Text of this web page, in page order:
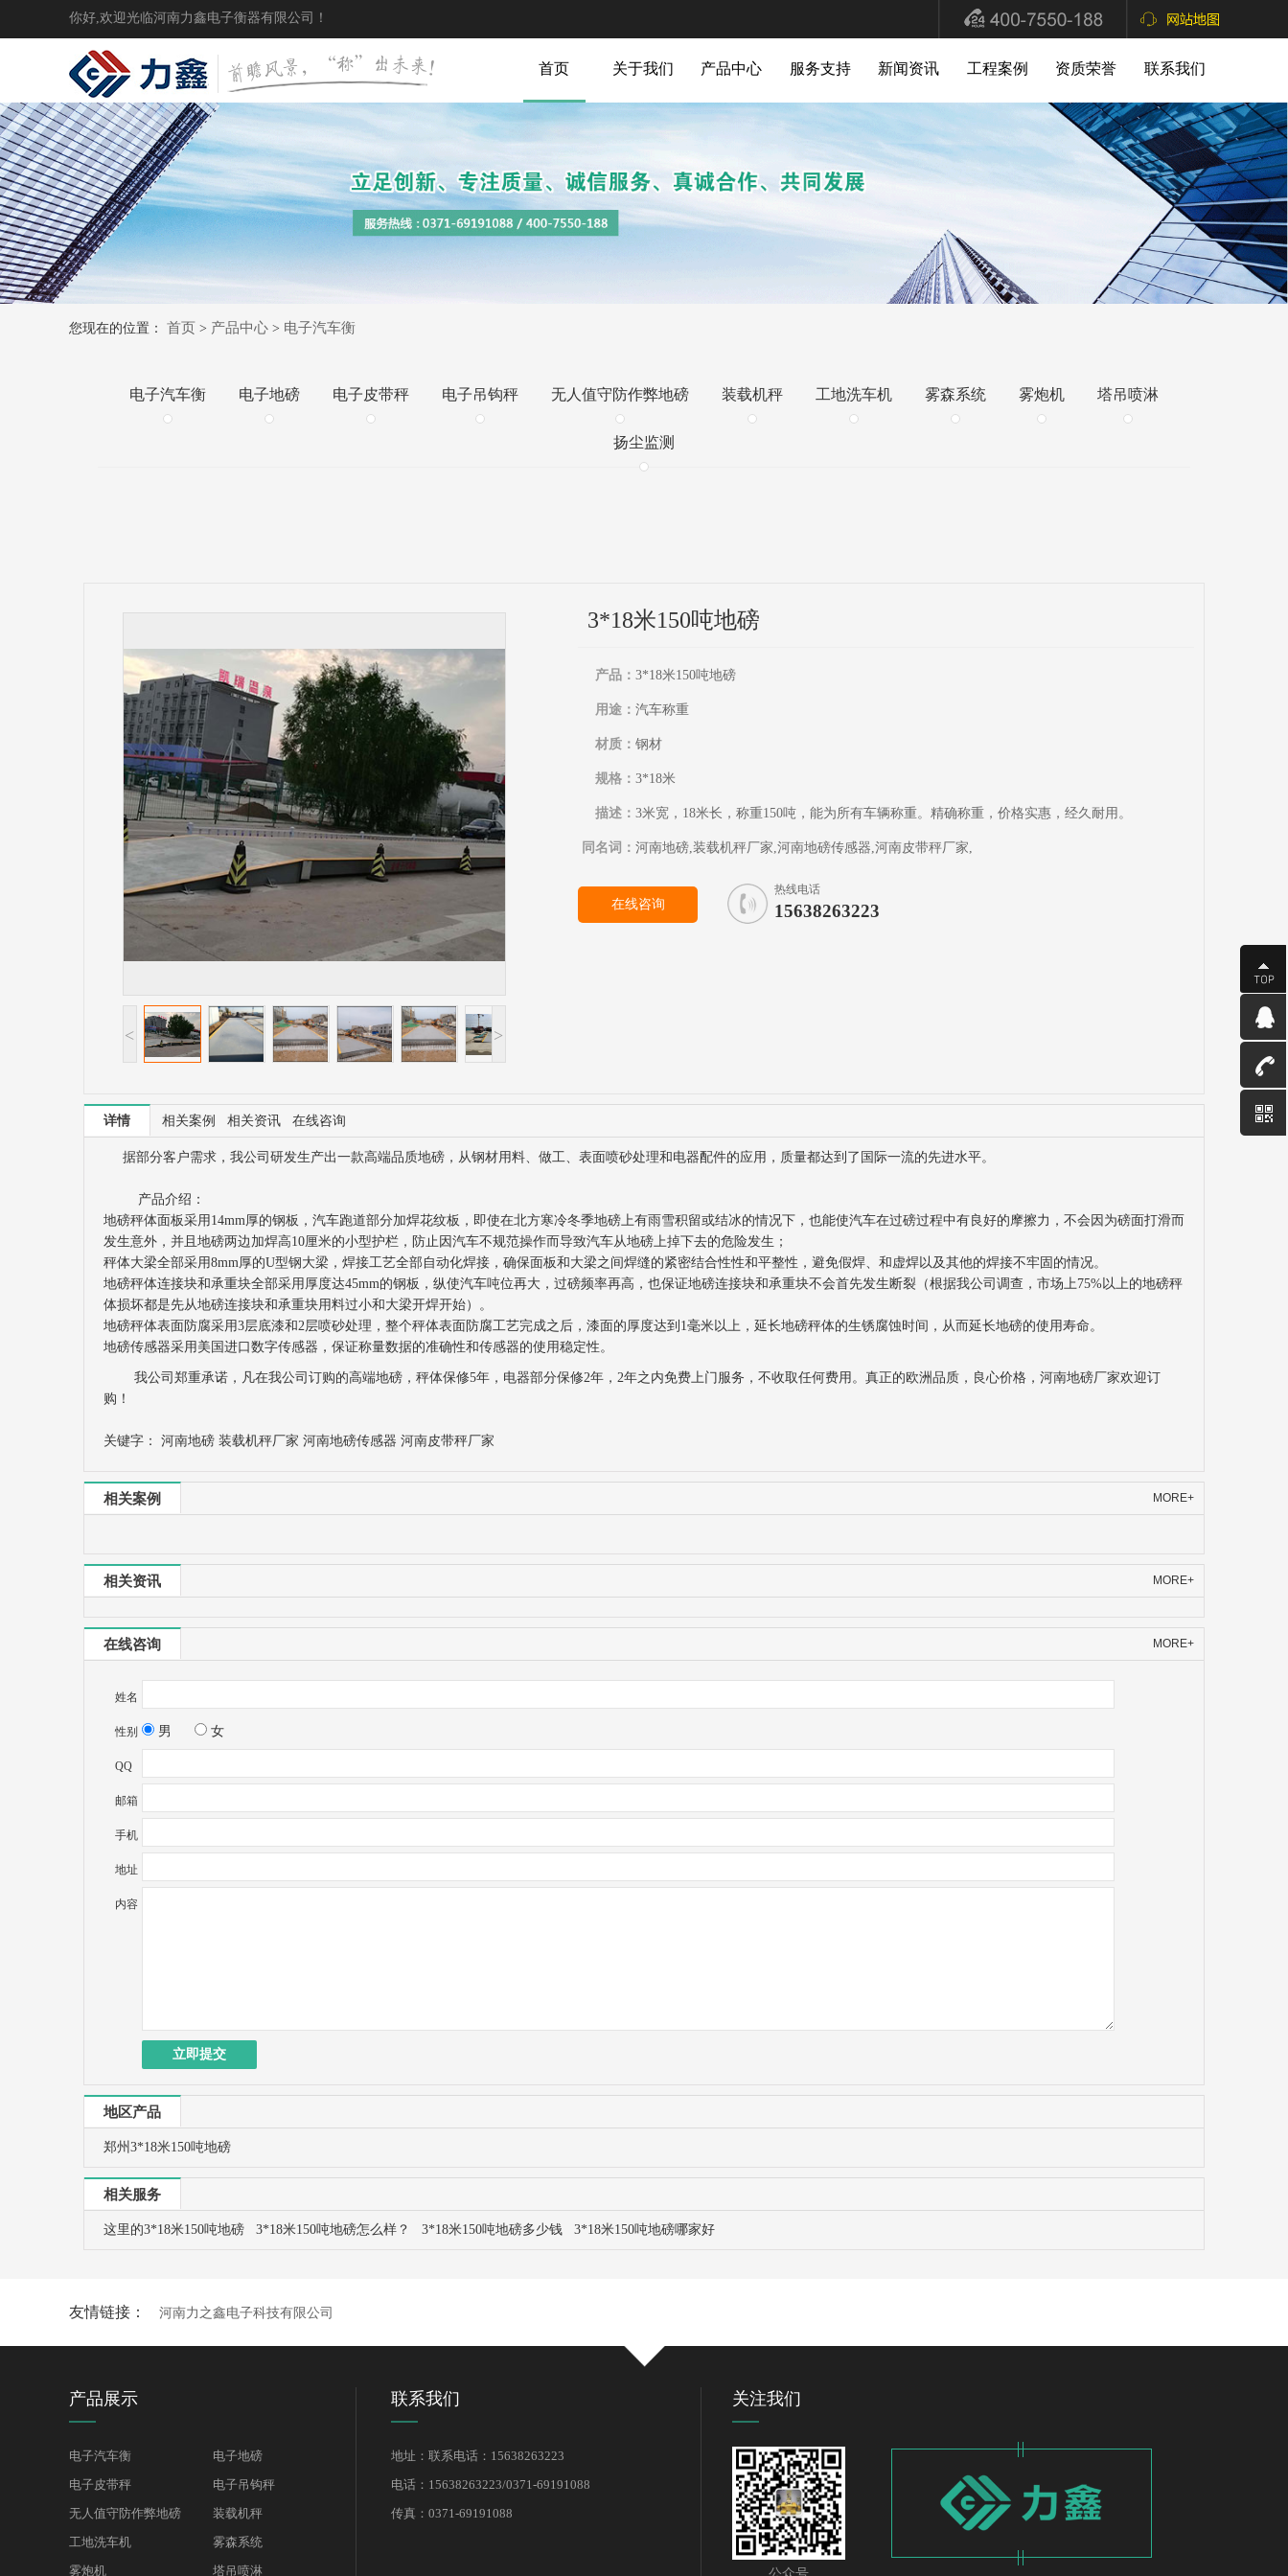
你好,欢迎光临河南力鑫电子衡器有限公司！
首页 关于我们 产品中心 服务支持 新闻资讯 工程案例 资质荣誉 联系我们
您现在的位置： 首页 > 产品中心 > 电子汽车衡
电子汽车衡 电子地磅 电子皮带秤 电子吊钩秤 无人值守防作弊地磅 装载机秤 工地洗车机 雾森系统 雾炮机 塔吊喷淋
扬尘监测
< >
3*18米150吨地磅
产品：3*18米150吨地磅
用途：汽车称重
材质：钢材
规格：3*18米
描述：3米宽，18米长，称重150吨，能为所有车辆称重。精确称重，价格实惠，经久耐用。
同名词：河南地磅,装载机秤厂家,河南地磅传感器,河南皮带秤厂家,
在线咨询
热线电话
15638263223
详情 相关案例 相关资讯 在线咨询
据部分客户需求，我公司研发生产出一款高端品质地磅，从钢材用料、做工、表面喷砂处理和电器配件的应用，质量都达到了国际一流的先进水平。
产品介绍：
地磅秤体面板采用14mm厚的钢板，汽车跑道部分加焊花纹板，即使在北方寒冷冬季地磅上有雨雪积留或结冰的情况下，也能使汽车在过磅过程中有良好的摩擦力，不会因为磅面打滑而
发生意外，并且地磅两边加焊高10厘米的小型护栏，防止因汽车不规范操作而导致汽车从地磅上掉下去的危险发生；
秤体大梁全部采用8mm厚的U型钢大梁，焊接工艺全部自动化焊接，确保面板和大梁之间焊缝的紧密结合性性和平整性，避免假焊、和虚焊以及其他的焊接不牢固的情况。
地磅秤体连接块和承重块全部采用厚度达45mm的钢板，纵使汽车吨位再大，过磅频率再高，也保证地磅连接块和承重块不会首先发生断裂（根据我公司调查，市场上75%以上的地磅秤
体损坏都是先从地磅连接块和承重块用料过小和大梁开焊开始）。
地磅秤体表面防腐采用3层底漆和2层喷砂处理，整个秤体表面防腐工艺完成之后，漆面的厚度达到1毫米以上，延长地磅秤体的生锈腐蚀时间，从而延长地磅的使用寿命。
地磅传感器采用美国进口数字传感器，保证称量数据的准确性和传感器的使用稳定性。
我公司郑重承诺，凡在我公司订购的高端地磅，秤体保修5年，电器部分保修2年，2年之内免费上门服务，不收取任何费用。真正的欧洲品质，良心价格，河南地磅厂家欢迎订
购！
关键字： 河南地磅 装载机秤厂家 河南地磅传感器 河南皮带秤厂家
MORE+
相关案例
MORE+
相关资讯
MORE+
在线咨询
姓名
性别 男 女
QQ
邮箱
手机
地址
内容
地区产品
郑州3*18米150吨地磅
相关服务
这里的3*18米150吨地磅 3*18米150吨地磅怎么样？ 3*18米150吨地磅多少钱 3*18米150吨地磅哪家好
友情链接： 河南力之鑫电子科技有限公司
产品展示
电子汽车衡
电子地磅
电子皮带秤
电子吊钩秤
无人值守防作弊地磅
装载机秤
工地洗车机
雾森系统
雾炮机
塔吊喷淋
联系我们
地址：联系电话：15638263223
电话：15638263223/0371-69191088
传真：0371-69191088
关注我们